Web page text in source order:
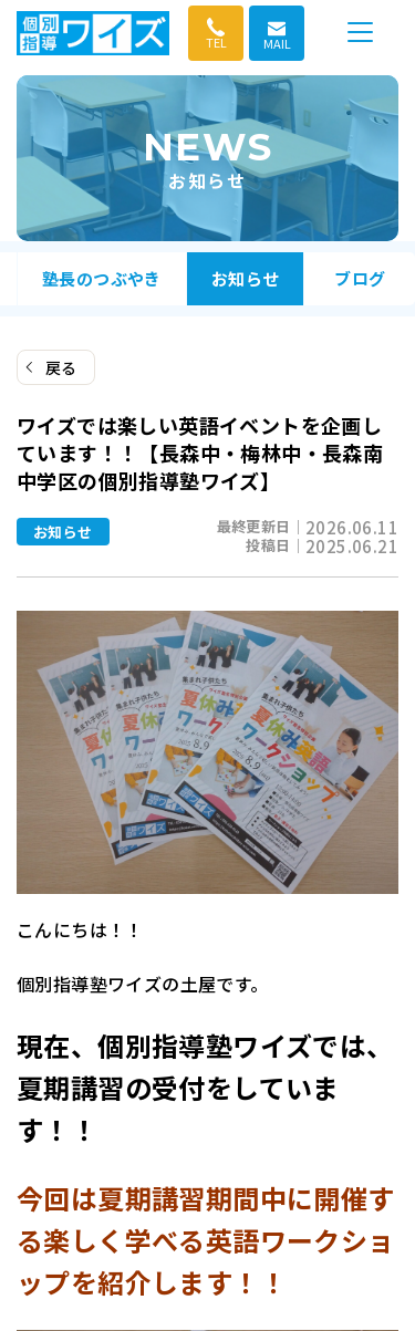
コ
ッ
TEL MAIL
NEWS
お知らせ
塾長のつぶやき お知らせ ブログ
戻る
ワイズでは楽しい英語イベントを企画し
ています！！【長森中・梅林中・長森南
中学区の個別指導塾ワイズ】
お知らせ
投稿日｜ 2025.06.21
最終更新日｜ 2026.06.11
こんにちは！！
個別指導塾ワイズの土屋です。
現在、個別指導塾ワイズでは、
夏期講習の受付をしていま
す！！
今回は夏期講習期間中に開催す
る楽しく学べる英語ワークショ
ップを紹介します！！